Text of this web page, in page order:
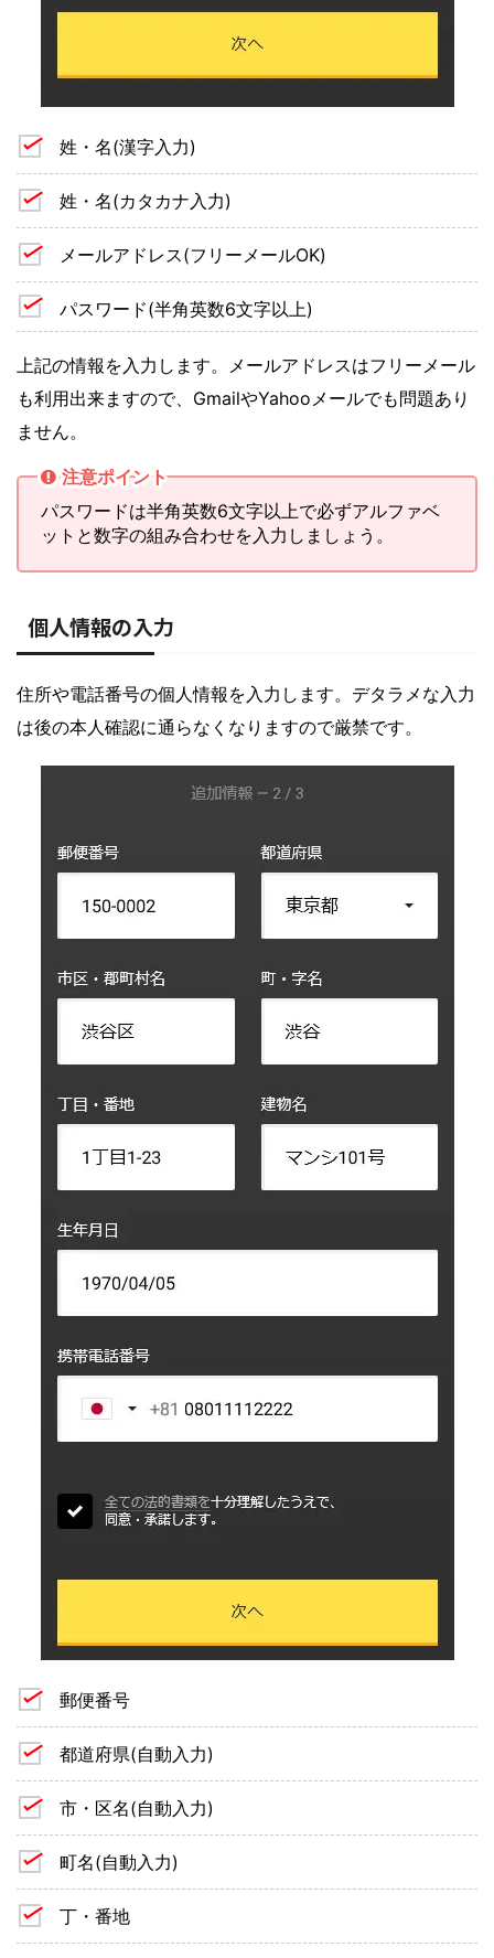
姓・名(漢字入力)
姓・名(カタカナ入力)
メールアドレス(フリーメールOK)
パスワード(半角英数6文字以上)
上記の情報を入力します。メールアドレスはフリーメール
も利用出来ますので、GmailやYahooメールでも問題あり
ません。
注意ポイント
パスワードは半角英数6文字以上で必ずアルファベ
ットと数字の組み合わせを入力しましょう。
個人情報の入力
住所や電話番号の個人情報を入力します。デタラメな入力
は後の本人確認に通らなくなりますので厳禁です。
郵便番号
都道府県(自動入力)
市・区名(自動入力)
町名(自動入力)
丁・番地